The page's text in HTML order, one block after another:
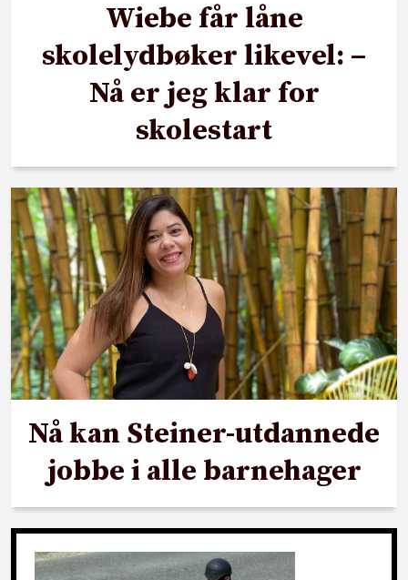
Wiebe får låne
skolelydbøker likevel: –
Nå er jeg klar for
skolestart
Nå kan Steiner-utdannede
jobbe i alle barnehager